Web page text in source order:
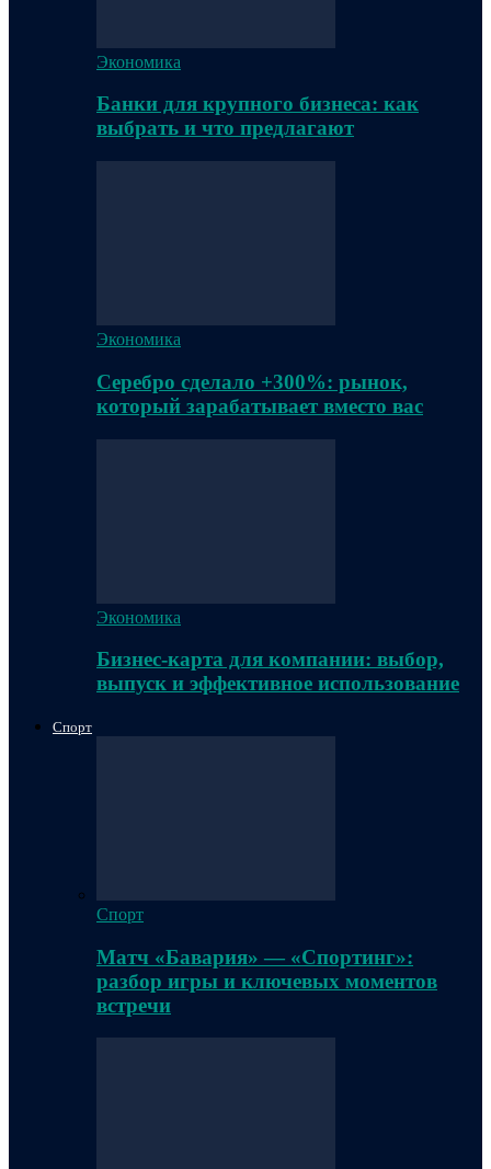
Экономика
Банки для крупного бизнеса: как
выбрать и что предлагают
Экономика
Серебро сделало +300%: рынок,
который зарабатывает вместо вас
Экономика
Бизнес-карта для компании: выбор,
выпуск и эффективное использование
Спорт
Спорт
Матч «Бавария» — «Спортинг»:
разбор игры и ключевых моментов
встречи